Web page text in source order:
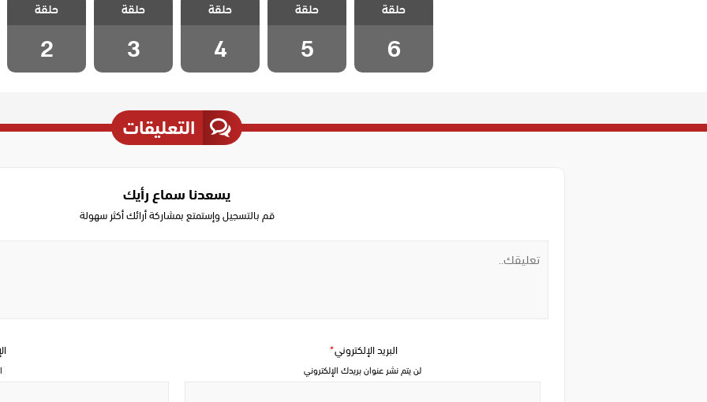
الخلفية مدبلج
الحلقة 6
حلقة
6
الخلفية مدبلج
الحلقة 5
حلقة
5
الخلفية مدبلج
الحلقة 4
حلقة
4
الخلفية مدبلج
الحلقة 3
حلقة
3
الخلفية مدبلج
الحلقة 2
حلقة
2
التعليقات
يسعدنا سماع رأيك
قم بالتسجيل وإستمتع بمشاركة أرائك أكثر سهولة
البريد الإلكتروني*
لن يتم نشر عنوان بريدك الإلكتروني